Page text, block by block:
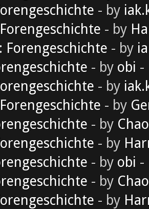
- by
Forengeschichte - by
Forengeschichte - by
- by obi -
- by
Forengeschichte - by
- by
- by
- by obi -
- by
- by